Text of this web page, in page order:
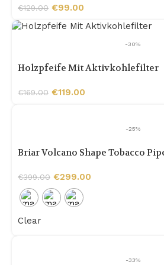
€129.00 €99.00
-30%
Holzpfeife Mit Aktivkohlefilter
€169.00 €119.00
-25%
Briar Volcano Shape Tobacco
€399.00 €299.00
Clear
-33%